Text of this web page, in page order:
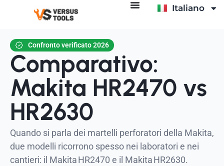
Italiano
Español
Confronto verificato 2026
Comparativo:
Makita HR2470 vs
HR2630
Quando si parla dei martelli perforatori della Makita,
due modelli ricorrono spesso nei laboratori e nei
cantieri: il Makita HR2470 e il Makita HR2630.